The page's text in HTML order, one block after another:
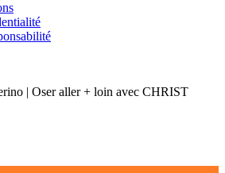
| Oser aller + loin avec CHRIST